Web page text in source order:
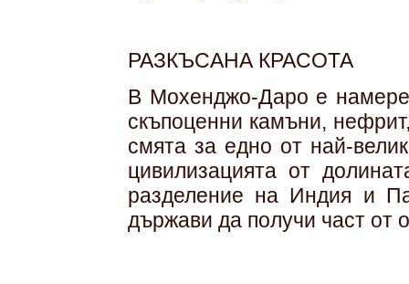
РАЗКЪСАНА КРАСОТА
В Мохенджо-Даро е
скъпоценни камъни,
смята за едно от най-
цивилизацията от
разделение на Индия и
държави да получи част от